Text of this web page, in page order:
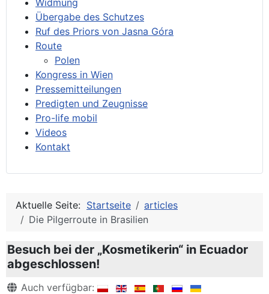
Übergabe des Schutzes
Ruf des Priors von Jasna Góra
Route
Polen
Kongress in Wien
Pressemitteilungen
Predigten und Zeugnisse
Pro-life mobil
Videos
Kontakt
Aktuelle Seite: Startseite
articles
Die Pilgerroute in Brasilien
Besuch bei der „Kosmetikerin“ in Ecuador
abgeschlossen!
DetailsAuch verfügbar: